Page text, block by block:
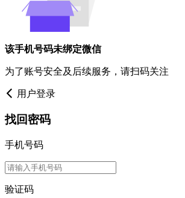
该手机号码未绑定微信
为了账号安全及后续服务，请扫码关注
用户登录
找回密码
手机号码
验证码